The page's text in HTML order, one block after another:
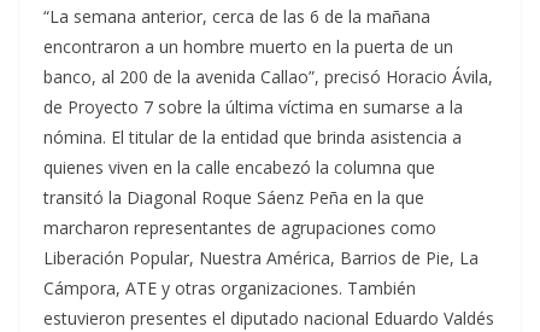
“La semana anterior, cerca de las 6 de la mañana
encontraron a un hombre muerto en la puerta de un
banco, al 200 de la avenida Callao”, precisó Horacio Ávila,
de Proyecto 7 sobre la última víctima en sumarse a la
nómina. El titular de la entidad que brinda asistencia a
quienes viven en la calle encabezó la columna que
transitó la Diagonal Roque Sáenz Peña en la que
marcharon representantes de agrupaciones como
Liberación Popular, Nuestra América, Barrios de Pie, La
Cámpora, ATE y otras organizaciones. También
estuvieron presentes el diputado nacional Eduardo Valdés